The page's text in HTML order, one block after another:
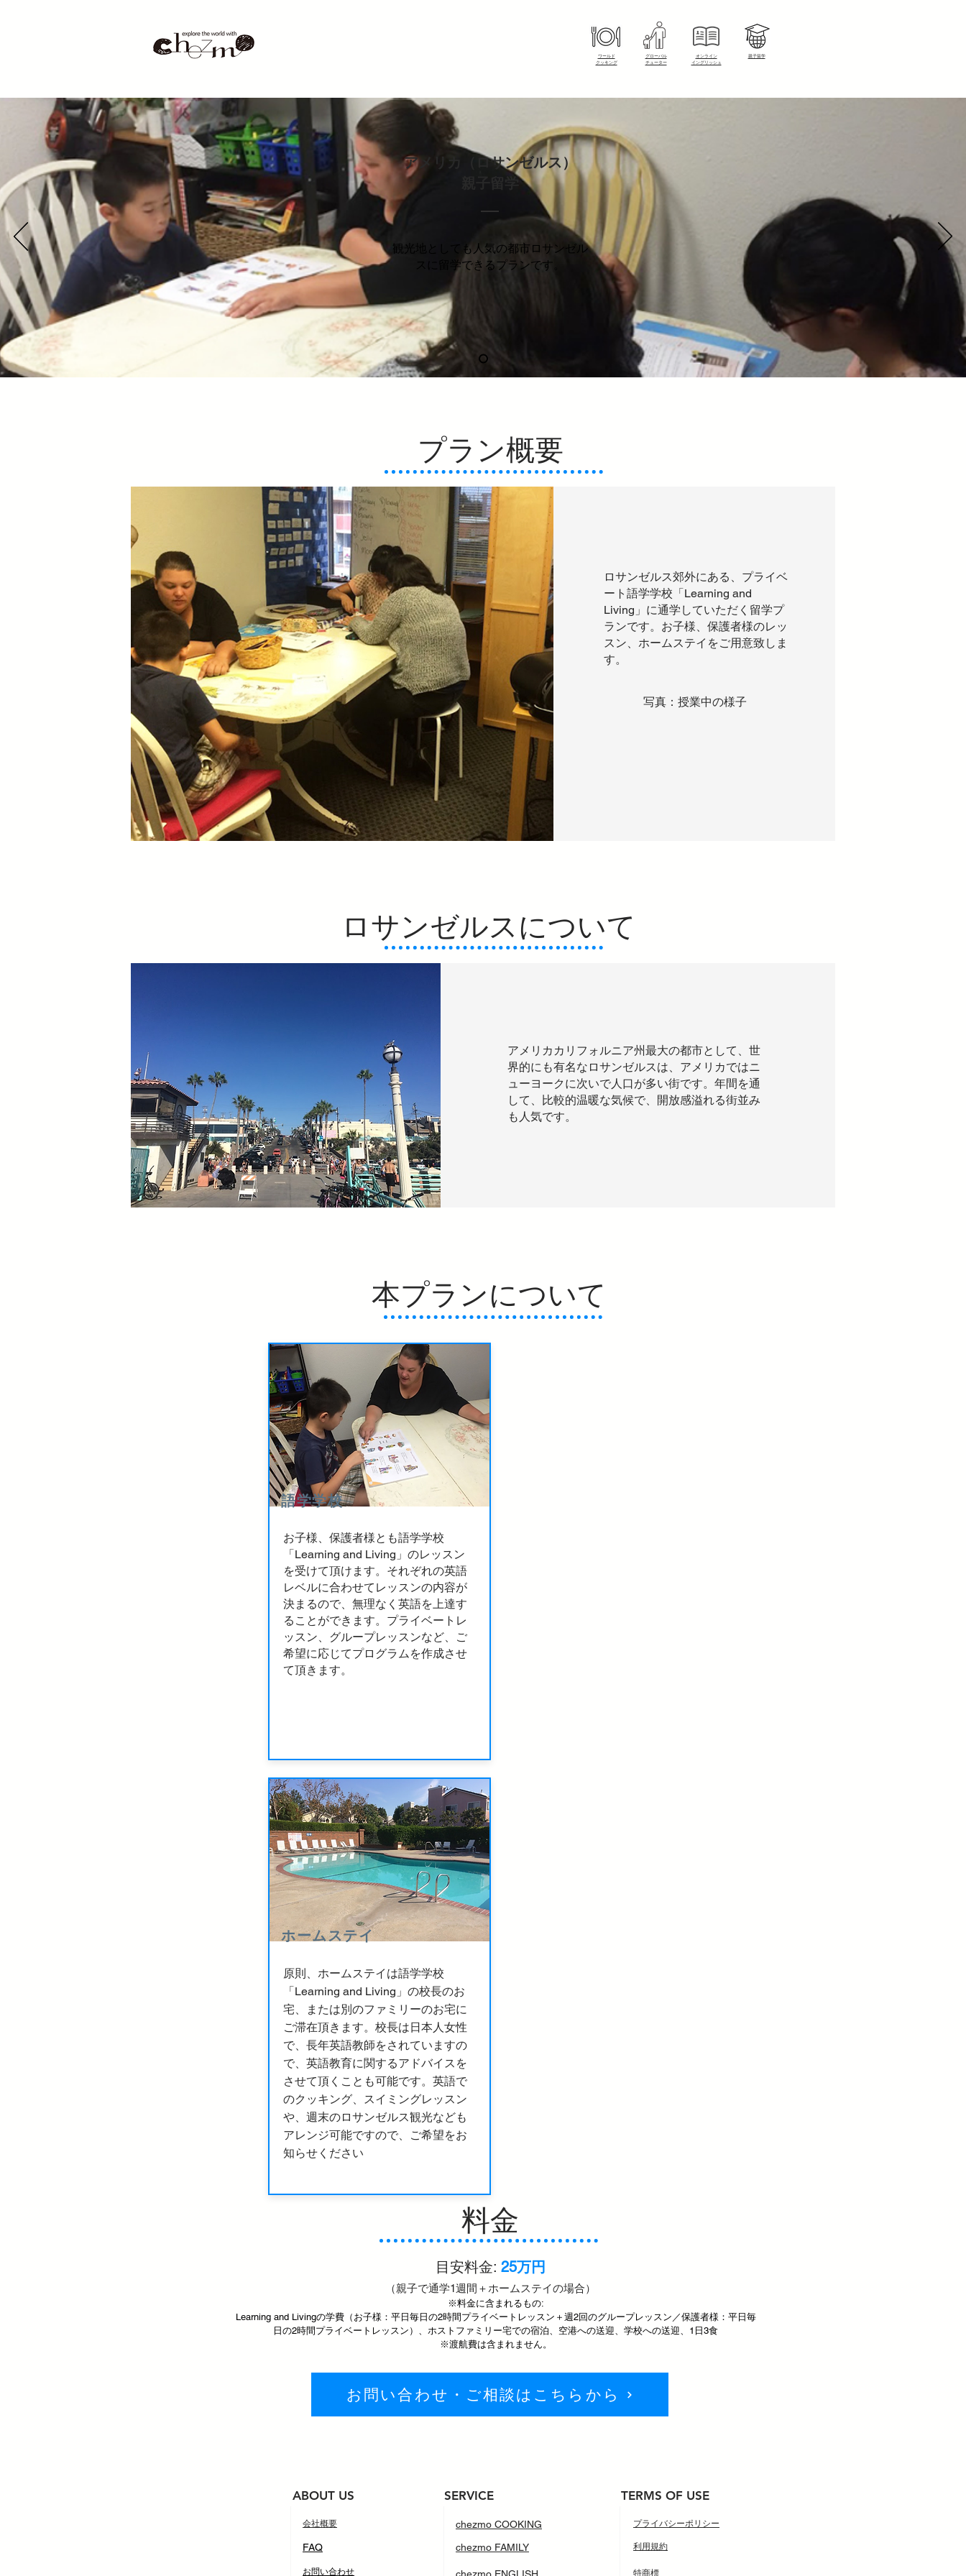
ワールド
​クッキング
グローバル
​チューター
オンライン
​イングリッシュ
​親子留学
アメリカ（ロサンゼルス）
観光地としても人気の都市ロサンゼル
スに留学できるプランです。
プラン概要
ロサンゼルス郊外にある、プライベ
ート語学学校「Learning and
Living」に通学していただく留学プ
ランです。お子様、保護者様のレッ
スン、ホームステイをご用意致しま
す。
​写真：授業中の様子
ロサンゼルスについて
アメリカカリフォルニア州最大の都市として、世
界的にも有名なロサンゼルスは、アメリカではニ
ューヨークに次いで人口が多い街です。年間を通
して、比較的温暖な気候で、開放感溢れる街並み
も人気です。
本プランについて
語学学校
お子様、保護者様とも語学学校
「Learning and Living」のレッスン
を受けて頂けます。それぞれの英語
レベルに合わせてレッスンの内容が
決まるので、無理なく英語を上達す
ることができます。プライベートレ
ッスン、グループレッスンなど、ご
希望に応じてプログラムを作成させ
て頂きます。
ホームステイ
原則、ホームステイは語学学校
「Learning and Living」の校長のお
宅、または別のファミリーのお宅に
ご滞在頂きます。校長は日本人女性
で、長年英語教師をされていますの
で、英語教育に関するアドバイスを
させて頂くことも可能です。英語で
のクッキング、スイミングレッスン
や、週末のロサンゼルス観光なども
アレンジ可能ですので、ご希望をお
知らせください
​料金
目安料金: 25万円
（親子で通学1週間＋ホームステイの場合）
※料金に含まれるもの:
Learning and Livingの学費（お子様：平日毎日の2時間プライベートレッスン＋週2回のグループレッスン／保護者様：平日毎
日の2時間プライベートレッスン）、ホストファミリー宅での宿泊、空港への送迎、学校への送迎、1日3食
※渡航費は含まれません。
お問い合わせ・ご相談はこちらから
ABOUT US SERVICE TERMS OF USE
​会社概要 chezmo COOKING プライバシーポリシー
FAQ chezmo FAMILY 利用規約
​お問い合わせ ​特商標